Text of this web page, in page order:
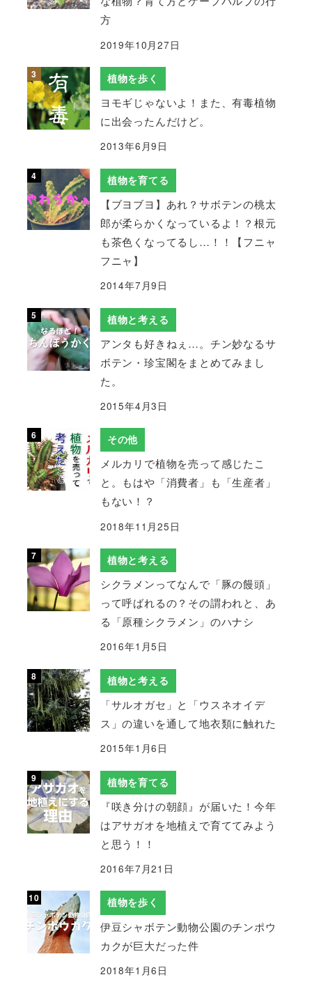
方
2019年10月27日
植物を歩く
ヨモギじゃないよ！また、有毒植物
に出会ったんだけど。
2013年6月9日
植物を育てる
【ブヨブヨ】あれ？サボテンの桃太
郎が柔らかくなっているよ！？根元
も茶色くなってるし…！！【フニャ
フニャ】
2014年7月9日
植物と考える
アンタも好きねぇ…。チン妙なるサ
ボテン・珍宝閣をまとめてみまし
た。
2015年4月3日
その他
メルカリで植物を売って感じたこ
と。もはや「消費者」も「生産者」
もない！？
2018年11月25日
植物と考える
シクラメンってなんで「豚の饅頭」
って呼ばれるの？その謂われと、あ
る「原種シクラメン」のハナシ
2016年1月5日
植物と考える
「サルオガセ」と「ウスネオイデ
ス」の違いを通して地衣類に触れた
2015年1月6日
植物を育てる
『咲き分けの朝顔』が届いた！今年
はアサガオを地植えで育ててみよう
と思う！！
2016年7月21日
植物を歩く
伊豆シャボテン動物公園のチンポウ
カクが巨大だった件
2018年1月6日